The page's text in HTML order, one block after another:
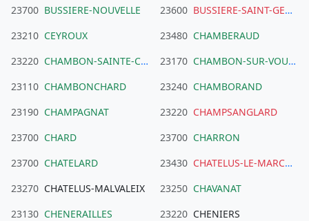
23700 BUSSIERE-NOUVELLE 23600 BUSSIERE-SAINT-GEORGES
23210 CEYROUX 23480 CHAMBERAUD
23220 CHAMBON-SAINTE-CROIX 23170 CHAMBON-SUR-VOUEIZE
23110 CHAMBONCHARD 23240 CHAMBORAND
23190 CHAMPAGNAT 23220 CHAMPSANGLARD
23700 CHARD 23700 CHARRON
23700 CHATELARD 23430 CHATELUS-LE-MARCHEIX
23270 CHATELUS-MALVALEIX 23250 CHAVANAT
23130 CHENERAILLES 23220 CHENIERS